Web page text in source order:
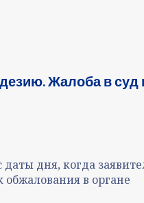
Жалоба в суд
дня, когда
в органе